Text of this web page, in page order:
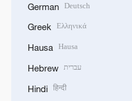
German Deutsch
Greek Ελληνικά
Hausa Hausa
Hebrew עברית
Hindi हिन्दी